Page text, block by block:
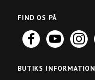
FIND OS PÅ
BUTIKS INFORMATION